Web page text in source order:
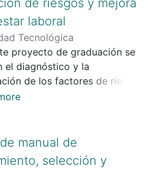
de riesgos y mejora
laboral
Tecnológica
UNITEC,2025-12-16)
Jiménez Figueroa
proyecto de graduación se
el diagnóstico y la
de los factores de riesgo
que inciden directamente
en los puestos de
oficina de LACTHOSA,
Lorenzo Valle. La
manual de
selección y